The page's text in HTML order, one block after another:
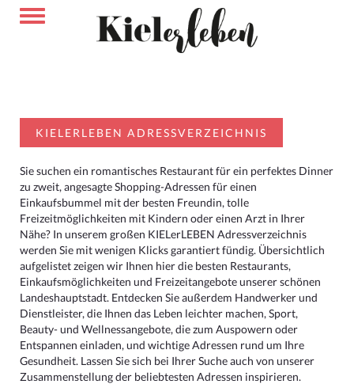
KIELERLEBEN ADRESSVERZEICHNIS
Sie suchen ein romantisches Restaurant für ein perfektes Dinner
zu zweit, angesagte Shopping-Adressen für einen
Einkaufsbummel mit der besten Freundin, tolle
Freizeitmöglichkeiten mit Kindern oder einen Arzt in Ihrer
Nähe? In unserem großen KIELerLEBEN Adressverzeichnis
werden Sie mit wenigen Klicks garantiert fündig. Übersichtlich
aufgelistet zeigen wir Ihnen hier die besten Restaurants,
Einkaufsmöglichkeiten und Freizeitangebote unserer schönen
Landeshauptstadt. Entdecken Sie außerdem Handwerker und
Dienstleister, die Ihnen das Leben leichter machen, Sport,
Beauty- und Wellnessangebote, die zum Auspowern oder
Entspannen einladen, und wichtige Adressen rund um Ihre
Gesundheit. Lassen Sie sich bei Ihrer Suche auch von unserer
Zusammenstellung der beliebtesten Adressen inspirieren.